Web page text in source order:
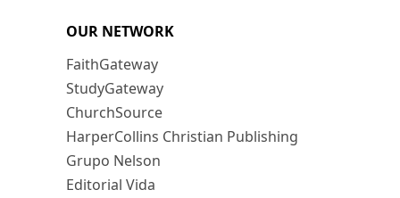
OUR NETWORK
FaithGateway
StudyGateway
ChurchSource
HarperCollins Christian Publishing
Grupo Nelson
Editorial Vida